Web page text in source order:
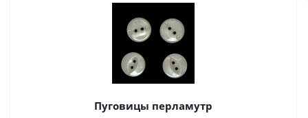
Пуговицы перламутр